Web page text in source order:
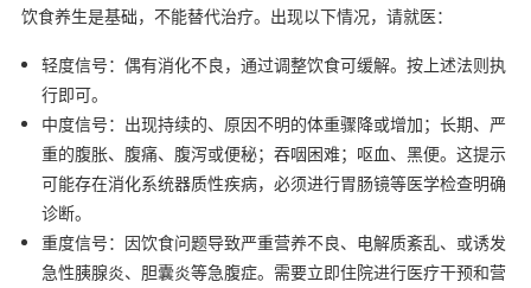
饮食养生是基础，不能替代治疗。出现以下情况，请就医：
轻度信号：偶有消化不良，通过调整饮食可缓解。按上述法则执
行即可。
中度信号：出现持续的、原因不明的体重骤降或增加；长期、严
重的腹胀、腹痛、腹泻或便秘；吞咽困难；呕血、黑便。这提示
可能存在消化系统器质性疾病，必须进行胃肠镜等医学检查明确
诊断。
重度信号：因饮食问题导致严重营养不良、电解质紊乱、或诱发
急性胰腺炎、胆囊炎等急腹症。需要立即住院进行医疗干预和营